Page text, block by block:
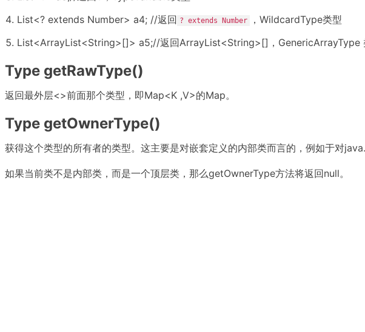
List<? extends Number> a4; //返回 ? extends Number
，WildcardType类型
List<ArrayList<String>[]> a5;//返回ArrayList<String>[]，GenericArrayType
Type getRawType()
返回最外层<>前面那个类型，即Map<K ,V>的Map。
Type getOwnerType()
获得这个类型的所有者的类型。这主要是对嵌套定义的内部类而言的，例如于对
如果当前类不是内部类，而是一个顶层类，那么getOwnerType方法将返回null。